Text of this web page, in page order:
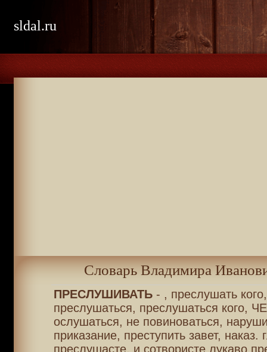
sldal.ru
Словарь Владимира
ПРЕСЛУШИВАТЬ- , преслушать
преслушаться, преслушаться кого,
ослушаться, не повиноваться,
приказание, преступить завет, наказ.
преслушасте, и сотвористе лукаво